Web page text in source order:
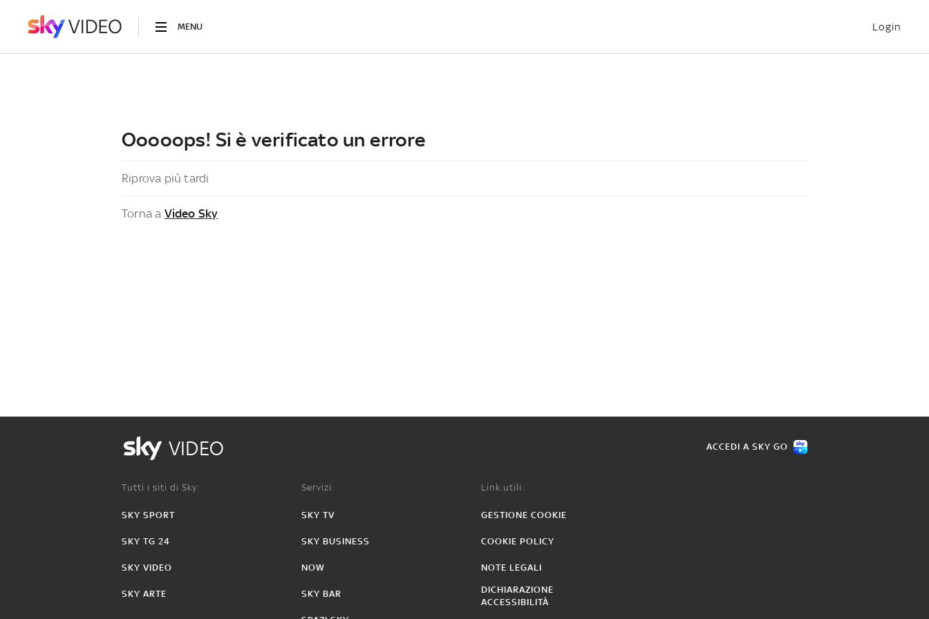
MENU Login
Ooooops! Si è verificato un errore
Riprova più tardi
Torna a Video Sky
VIDEO ACCEDI A SKY GO
Tutti i siti di Sky:
SKY SPORT
SKY TG 24
SKY VIDEO
SKY ARTE
Servizi:
SKY TV
SKY BUSINESS
NOW
SKY BAR
Link utili:
GESTIONE COOKIE
COOKIE POLICY
NOTE LEGALI
DICHIARAZIONE
ACCESSIBILITÀ